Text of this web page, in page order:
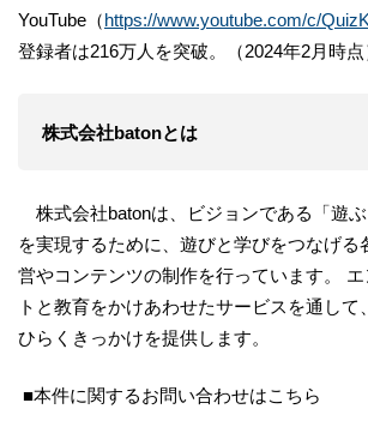
YouTube（https://www.youtube.com/c/
登録者は216万人を突破。（2024年2月時点
株式会社batonとは
株式会社batonは、ビジョンである「遊ぶ
を実現するために、遊びと学びをつなげる
営やコンテンツの制作を行っています。
トと教育をかけあわせたサービスを通して
ひらくきっかけを提供します。
■本件に関するお問い合わせはこちら